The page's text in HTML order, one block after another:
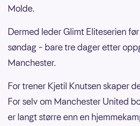
Molde.
Dermed leder Glimt Eliteserien
søndag – bare tre dager etter
Manchester.
For trener Kjetil Knutsen skaper
For selv om Manchester United
er langt større enn en